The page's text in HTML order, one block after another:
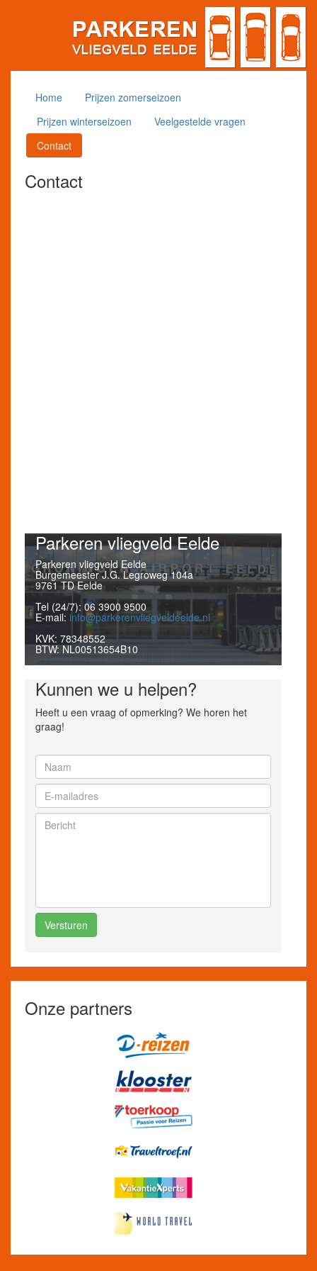
Home
Prijzen zomerseizoen
Prijzen winterseizoen
Veelgestelde vragen
Contact
Contact
Parkeren vliegveld Eelde
Parkeren vliegveld Eelde
Burgemeester J.G. Legroweg 104a
9761 TD Eelde
Tel (24/7): 06 3900 9500
E-mail: info@parkerenvliegveldeelde.nl
KVK: 78348552
BTW: NL00513654B10
Kunnen we u helpen?
Heeft u een vraag of opmerking? We horen het
graag!
Versturen
Onze partners